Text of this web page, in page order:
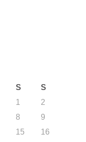
S
S
1
2
8
9
15
16